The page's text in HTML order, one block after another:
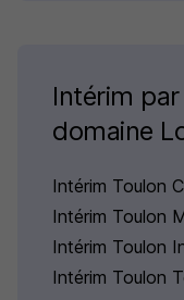
Intérim
domaine
Intérim Toulon
Intérim Toulon
Intérim Toulon
Intérim Toulon